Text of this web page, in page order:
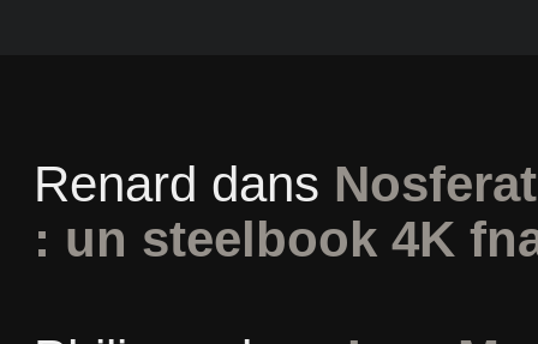
Renard dans
: un steelbook 4K